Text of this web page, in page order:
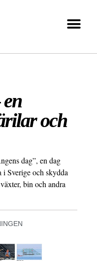
och
dag”, en dag
i Sverige och skydda
bin och andra